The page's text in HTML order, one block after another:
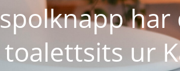
toalettsits ur